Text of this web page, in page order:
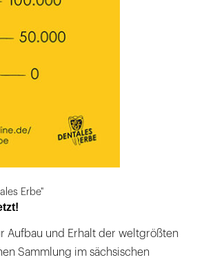
Erbe"
Aufbau und Erhalt der weltgrößten
Sammlung im sächsischen